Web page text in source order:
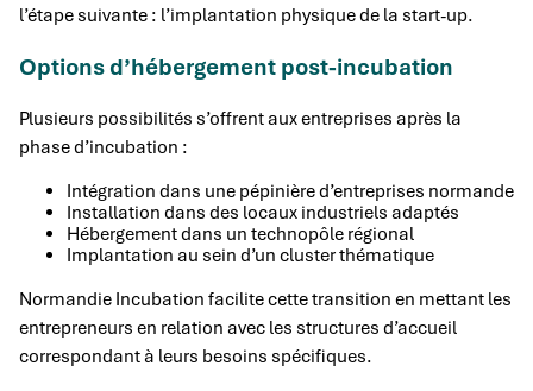
l’étape suivante : l’implantation physique de la start-up.
Options d’hébergement post-incubation
Plusieurs possibilités s’offrent aux entreprises après la
phase d’incubation :
Intégration dans une pépinière d’entreprises normande
Installation dans des locaux industriels adaptés
Hébergement dans un technopôle régional
Implantation au sein d’un cluster thématique
Normandie Incubation facilite cette transition en mettant les
entrepreneurs en relation avec les structures d’accueil
correspondant à leurs besoins spécifiques.